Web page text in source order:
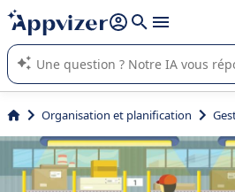
répondre (plusieurs lignes avec
L'IA de Appvizer vous guide dans
logiciel SaaS en entreprise.
Organisation et planification